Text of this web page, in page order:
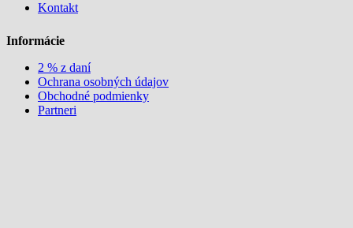
Kontakt
Informácie
2 % z daní
Ochrana osobných údajov
Obchodné podmienky
Partneri